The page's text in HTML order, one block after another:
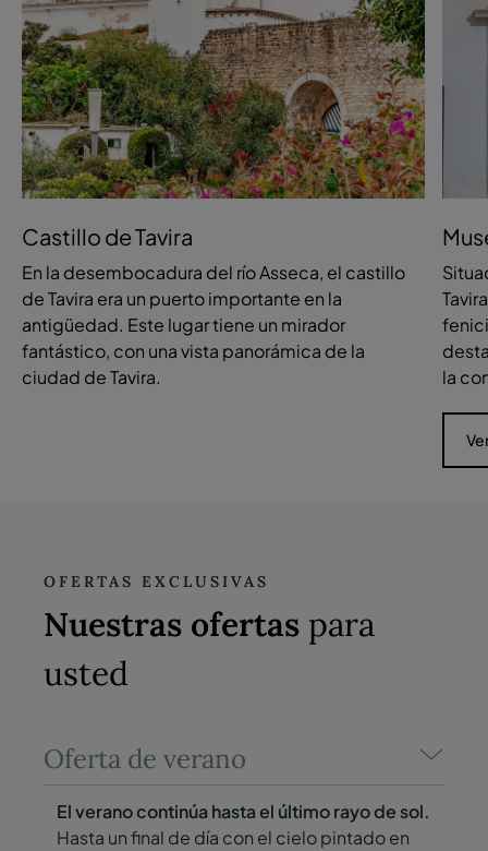
Castillo de Tavira
En la desembocadura del río Asseca, el castillo
de Tavira era un puerto importante en la
antigüedad. Este lugar tiene un mirador
fantástico, con una vista panorámica de la
ciudad de Tavira.
la
OFERTAS EXCLUSIVAS
Nuestras ofertas para
usted
Oferta de verano
El verano continúa hasta el último rayo de sol.
Hasta un final de día con el cielo pintado en